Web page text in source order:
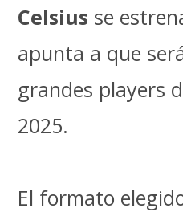
Celsius se
apunta a que
grandes players
2025.
El formato